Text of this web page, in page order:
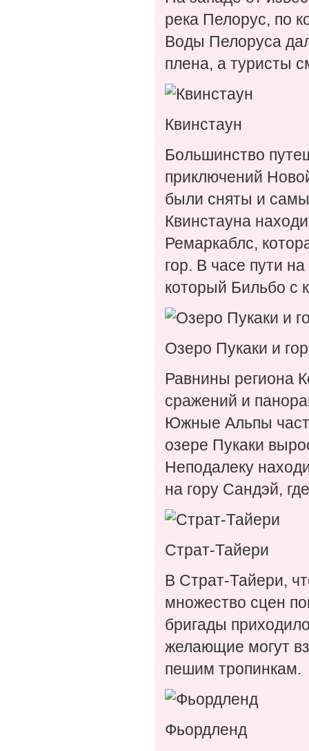
река Пелорус, по
Воды Пелоруса
плена, а туристы
Квинстаун
Большинство
приключений
были сняты и
Квинстауна
Ремаркаблс,
гор. В часе пути
который Бильбо с
Озеро Пукаки и
Равнины региона
сражений и
Южные Альпы
озере Пукаки
Неподалеку
на гору Сандэй,
Страт-Тайери
В Страт-Тайери,
множество сцен
бригады
желающие могут
пешим тропинкам.
Фьордленд